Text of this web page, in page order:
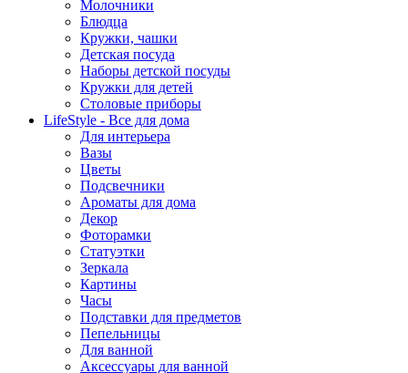
Молочники
Блюдца
Кружки, чашки
Детская посуда
Наборы детской посуды
Кружки для детей
Столовые приборы
LifeStyle - Все для дома
Для интерьера
Вазы
Цветы
Подсвечники
Ароматы для дома
Декор
Фоторамки
Статуэтки
Зеркала
Картины
Часы
Подставки для предметов
Пепельницы
Для ванной
Аксессуары для ванной